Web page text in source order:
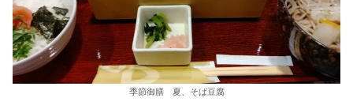
季節御膳 夏、そば豆腐